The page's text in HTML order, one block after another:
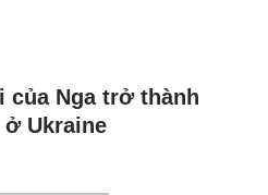
của Nga trở thành
ở Ukraine